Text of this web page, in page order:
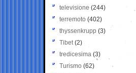
televisione(244)
terremoto (402)
thyssenkrupp (3)
Tibet(2)
tredicesima (3)
Turismo (62)